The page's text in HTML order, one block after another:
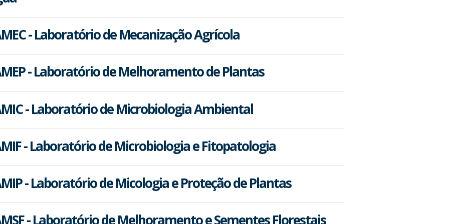
- Laboratório de Mecanização Agrícola
- Laboratório de Melhoramento de Plantas
- Laboratório de Microbiologia Ambiental
- Laboratório de Microbiologia e Fitopatologia
- Laboratório de Micologia e Proteção de Plantas
- Laboratório de Melhoramento e Sementes Florestais